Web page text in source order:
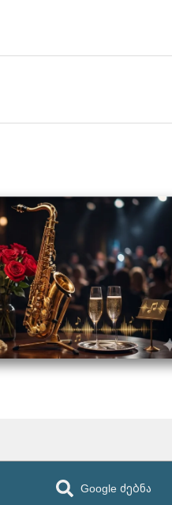
Google ძებნა